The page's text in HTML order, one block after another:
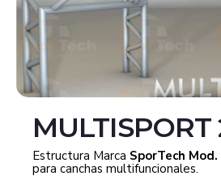
MULTISPORT
Estructura Marca SporTech Mod.
para canchas multifuncionales.